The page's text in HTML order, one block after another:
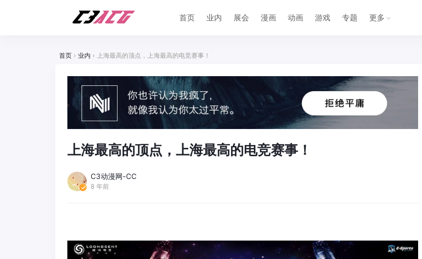
首页 业内 展会 漫画 动画 游戏 专题 更多
首页 › 业内 › 上海最高的顶点，上海最高的电竞赛事！
上海最高的顶点，上海最高的电竞赛事！
C3动漫网-CC
8 年前